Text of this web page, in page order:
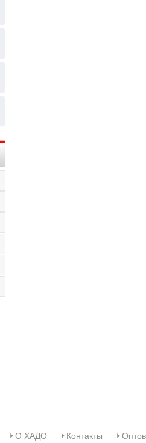
О ХАДО Контакты